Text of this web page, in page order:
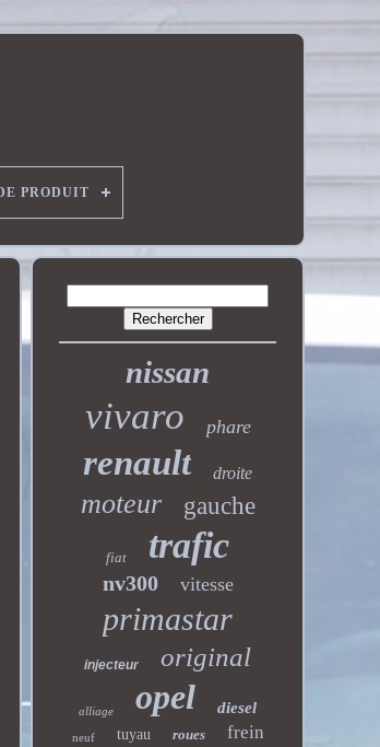
PRODUIT
nissan
vivaro phare
renault droite
moteur gauche
fiat trafic
nv300 vitesse
primastar
injecteur original
alliage opel diesel
neuf tuyau roues frein